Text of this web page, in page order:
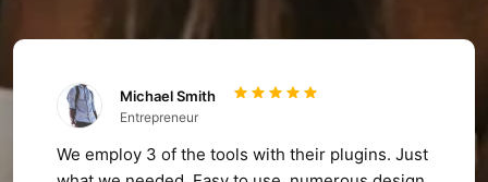
Michael Smith
Entrepreneur
We employ 3 of the tools with their plugins. Just